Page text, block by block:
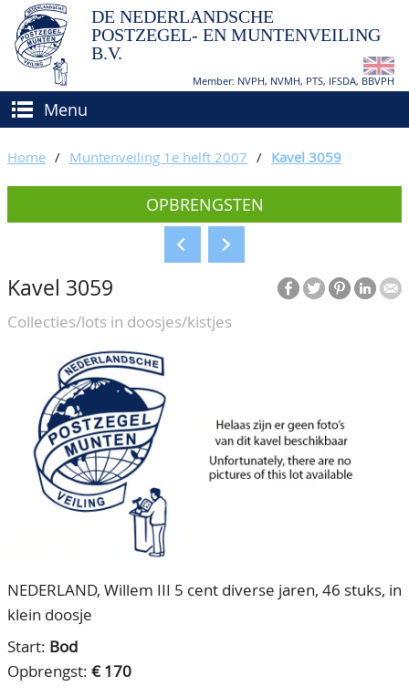
DE NEDERLANDSCHE
POSTZEGEL- EN MUNTENVEILING
B.V.
Member: NVPH, NVMH, PTS, IFSDA, BBVPH
Menu
(VER)KOPEN
Hoe verkopen?
Voorwaarden
BIEDEN
CATALOGI/OPBRENGSTEN
KEURINGSDIENST
AGENDA
OVER ONS
Ons Team
80 jarig bestaan
CONTACT
ACCOUNT
Home / Muntenveiling 1e helft 2007 / Kavel 3059
OPBRENGSTEN
Kavel 3059
Collecties/lots in doosjes/kistjes
NEDERLAND, Willem III 5 cent diverse jaren, 46 stuks, in
klein doosje
Start: Bod
Opbrengst: € 170